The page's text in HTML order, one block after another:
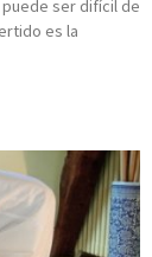
ser difícil de
es la